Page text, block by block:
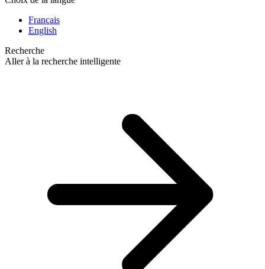
Français
English
Recherche
Aller à la recherche intelligente